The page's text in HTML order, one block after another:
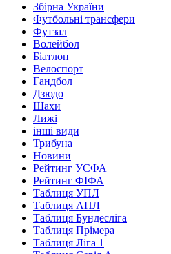
Збірна України
Футбольні трансфери
Футзал
Волейбол
Біатлон
Велоспорт
Гандбол
Дзюдо
Шахи
Лижі
інші види
Трибуна
Новини
Рейтинг УЄФА
Рейтинг ФІФА
Таблиця УПЛ
Таблиця АПЛ
Таблиця Бундесліга
Таблиця Прімера
Таблиця Ліга 1